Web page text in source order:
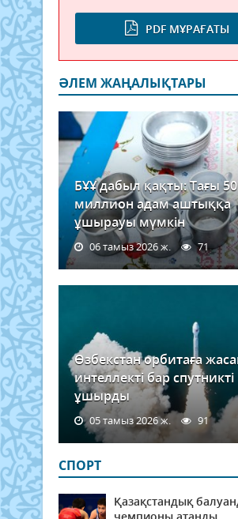
PDF МҰРАҒАТЫ
ӘЛЕМ ЖАҢАЛЫҚТАРЫ
БҰҰ дабыл қақты: Тағы 50
миллион адам аштыққа
ұшырауы мүмкін
06 тамыз 2026 ж. 71
Өзбекстан орбитаға
интеллекті бар спутникті
ұшырды
05 тамыз 2026 ж. 91
СПОРТ
Қазақстандық